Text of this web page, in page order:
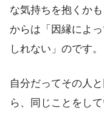
な気持ちを抱くか
からは「因縁によ
しれない」のです。
自分だってその人
ら、同じことをし